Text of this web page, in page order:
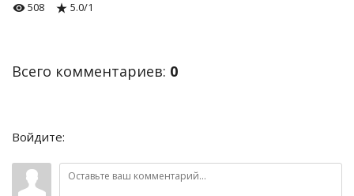
508 5.0/1
Всего комментариев: 0
Войдите: